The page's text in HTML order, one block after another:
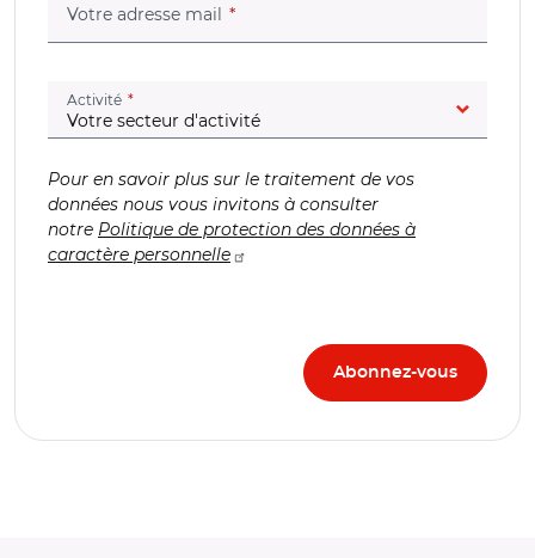
Votre adresse mail (champ obligatoire)
Activité (champ obligatoire)
Pour en savoir plus sur le traitement de vos
données nous vous invitons à consulter
notre Politique de protection des données à
caractère personnelle